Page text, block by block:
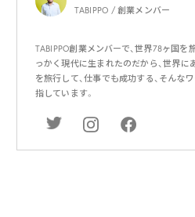
TABIPPO / 創業メンバー
TABIPPO創業メンバーで、世界78ヶ国を
っかく現代に生まれたのだから、世界に
を旅行して、仕事でも成功する、そんな
指しています。